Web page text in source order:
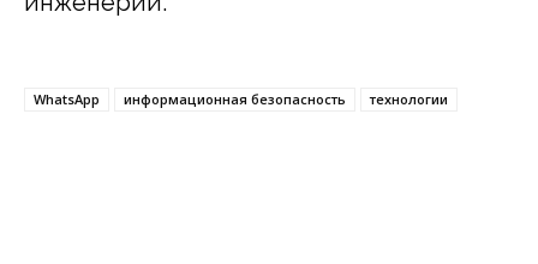
WhatsApp информационная безопасность технологии